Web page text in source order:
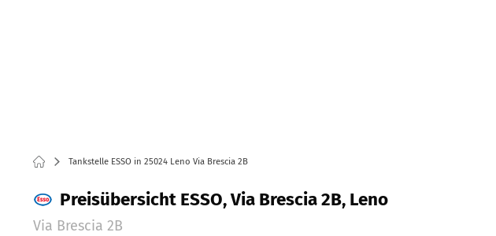
Tankstelle ESSO in 25024 Leno Via Brescia 2B
Preisübersicht ESSO, Via Brescia 2B, Leno
Via Brescia 2B